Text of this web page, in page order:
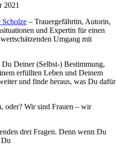
2021
Scholze – Trauergefährtin, Autorin,
und Expertin für einen
Umgang mit
Deiner (Selbst-) Bestimmung,
erfüllten Leben und Deinem
und finde heraus, was Du dafür
oder? Wir sind Frauen – wir
drei Fragen. Denn wenn Du